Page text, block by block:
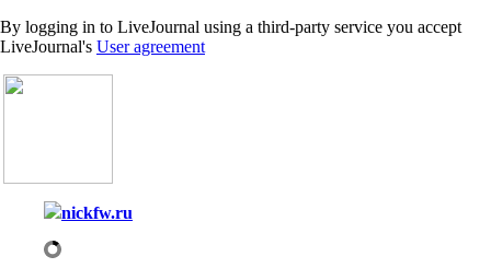
By logging in to LiveJournal using a third-party service you accept
LiveJournal's User agreement
nickfw.ru